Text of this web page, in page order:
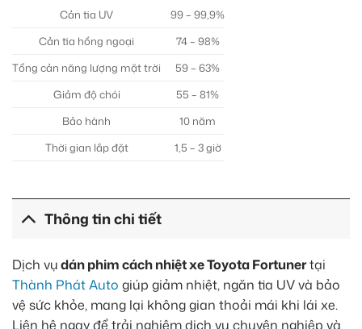
Cản tia UV
99 – 99,9%
Cản tia hồng ngoại
74 – 98%
Tổng cản năng lượng mặt trời
59 – 63%
Giảm độ chói
55 – 81%
Bảo hành
10 năm
Thời gian lắp đặt
1,5 – 3 giờ
Thông tin chi tiết
Dịch vụdán phim cách nhiệt xe Toyota Fortunertại
Thành Phát Auto giúp giảm nhiệt, ngăn tia UV và bảo
vệ sức khỏe, mang lại không gian thoải mái khi lái xe.
Liên hệ ngay để trải nghiệm dịch vụ chuyên nghiệp và